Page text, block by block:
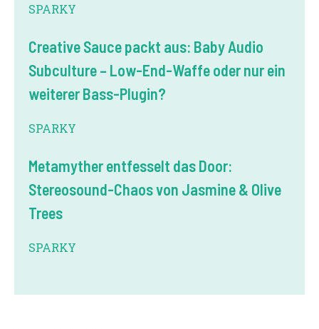
SPARKY
Creative Sauce packt aus: Baby Audio
Subculture – Low-End-Waffe oder nur ein
weiterer Bass-Plugin?
SPARKY
Metamyther entfesselt das Door:
Stereosound-Chaos von Jasmine & Olive
Trees
SPARKY